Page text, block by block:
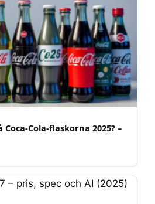
Cola-flaskorna 2025? –